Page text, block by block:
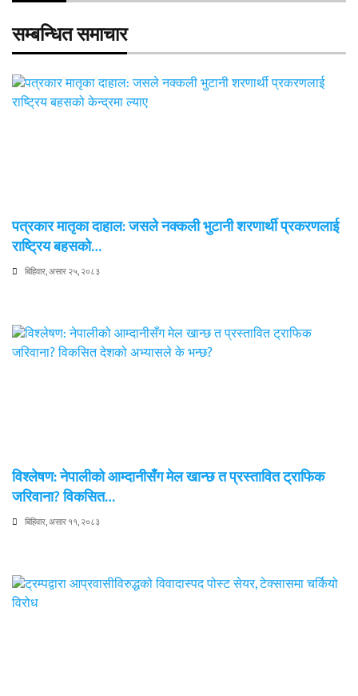
सम्बन्धित समाचार
पत्रकार मातृका दाहाल: जसले नक्कली भुटानी शरणार्थी प्रकरणलाई
राष्ट्रिय बहसको…
बिहिवार, असार २५, २०८३
विश्लेषण: नेपालीको आम्दानीसँग मेल खान्छ त प्रस्तावित ट्राफिक
जरिवाना? विकसित…
बिहिवार, असार ११, २०८३